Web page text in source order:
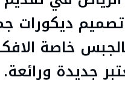
تصميم ديكورات
خاصة
جديدة ورائعة.